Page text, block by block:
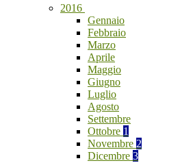
2016
Gennaio
Febbraio
Marzo
Aprile
Maggio
Giugno
Luglio
Agosto
Settembre
Ottobre 1
Novembre 2
Dicembre 3